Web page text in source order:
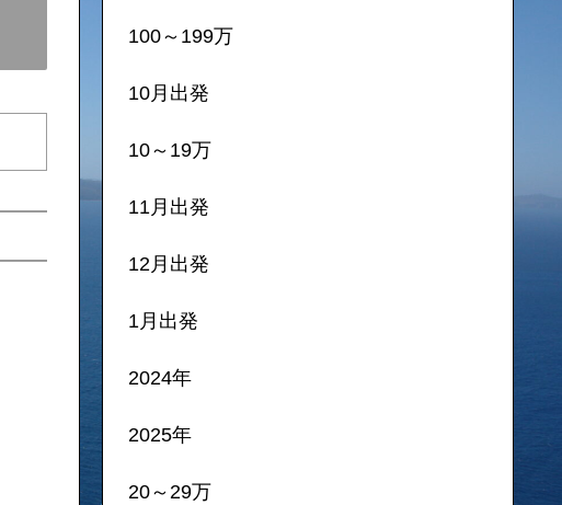
100～199万
10月出発
10～19万
11月出発
12月出発
1月出発
2024年
2025年
20～29万